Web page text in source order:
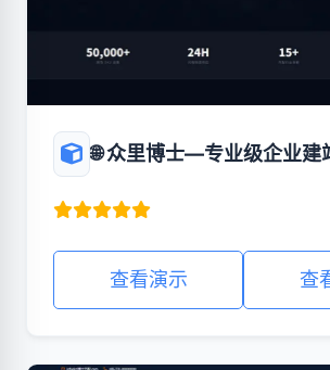
🌐 众里博士—专业级企业建
查看演示 查